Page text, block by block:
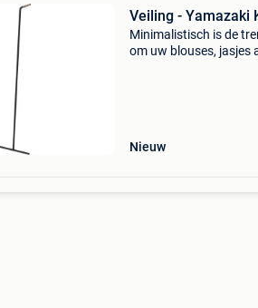
Veiling - Yamazaki
Minimalistisch is de
om uw blouses, jasjes
Nieuw